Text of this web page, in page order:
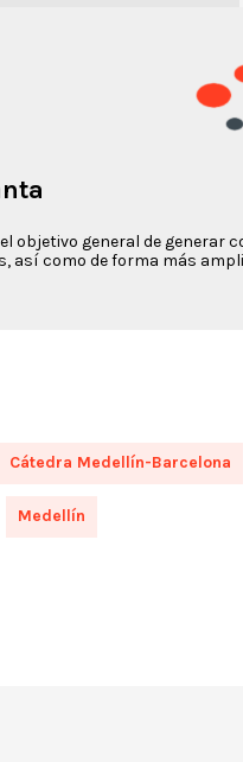
objetivo general de generar
así como de forma más
Cátedra Medellín-Barcelona
Medellín